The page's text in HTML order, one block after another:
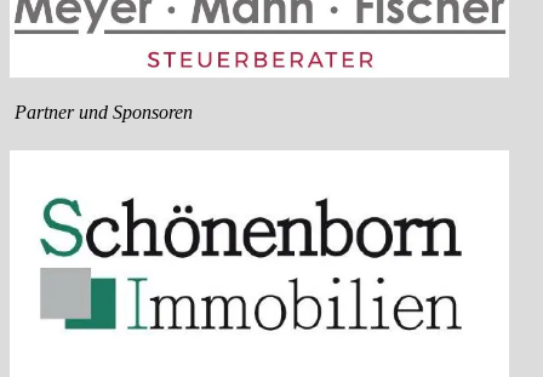
Partner und Sponsoren